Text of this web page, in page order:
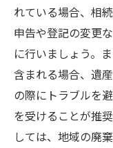
れている場合、相
申告や登記の変更
に行いましょう。
含まれる場合、遺
の際にトラブルを
を受けることが推
しては、地域の廃